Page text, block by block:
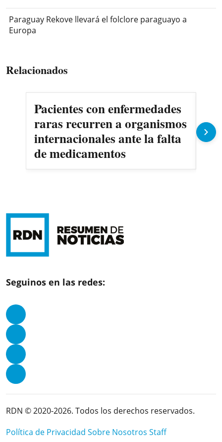
Paraguay Rekove llevará el folclore paraguayo a
Europa
Relacionados
Pacientes con enfermedades
raras recurren a organismos
internacionales ante la falta
de medicamentos
en
Seguinos en las redes:
RDN © 2020-2026. Todos los derechos reservados.
Política de Privacidad Sobre Nosotros Staff